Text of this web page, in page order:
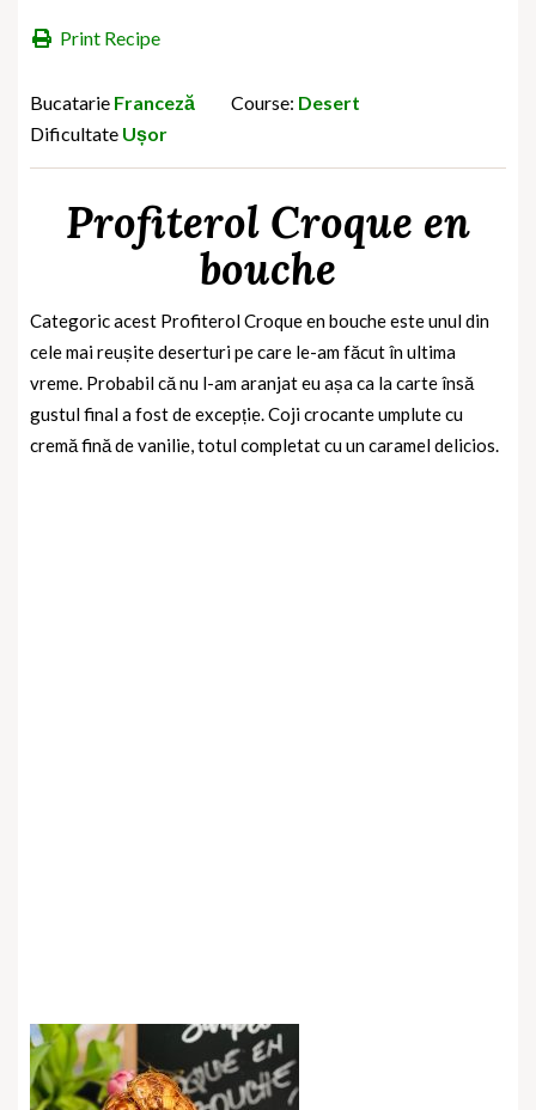
Print Recipe
Bucatarie Franceză Course: Desert
Dificultate Ușor
Profiterol Croque en
bouche
Categoric acest Profiterol Croque en bouche este unul din
cele mai reușite deserturi pe care le-am făcut în ultima
vreme. Probabil că nu l-am aranjat eu așa ca la carte însă
gustul final a fost de excepție. Coji crocante umplute cu
cremă fină de vanilie, totul completat cu un caramel delicios.